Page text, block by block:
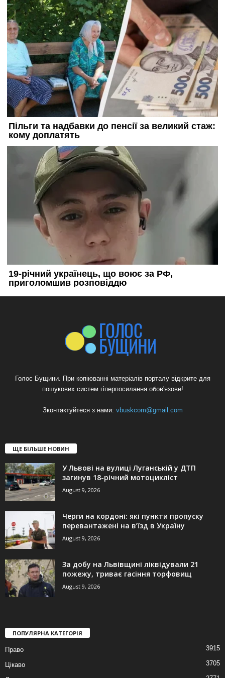
Голос Бущини. При копіюванні матеріалів порталу відкрите для
пошукових систем гіперпосилання обов'язове!
Зконтактуйтеся з нами: vbuskcom@gmail.com
ЩЕ БІЛЬШЕ НОВИН
У Львові на вулиці Луганській у ДТП
загинув 18-річний мотоцикліст
August 9, 2026
Черги на кордоні: які пункти пропуску
перевантажені на в’їзд в Україну
August 9, 2026
За добу на Львівщині ліквідували 21
пожежу, триває гасіння торфовищ
August 9, 2026
ПОПУЛЯРНА КАТЕГОРІЯ
Право 3915
Цікаво 3705